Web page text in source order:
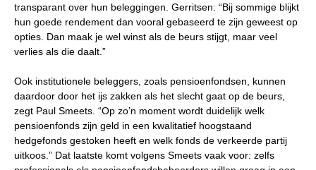
transparant over hun beleggingen. Gerritsen: “Bij sommige blijkt
hun goede rendement dan vooral gebaseerd te zijn geweest op
opties. Dan maak je wel winst als de beurs stijgt, maar veel
verlies als die daalt.”
Ook institutionele beleggers, zoals pensioenfondsen, kunnen
daardoor door het ijs zakken als het slecht gaat op de beurs,
zegt Paul Smeets. “Op zo’n moment wordt duidelijk welk
pensioenfonds zijn geld in een kwalitatief hoogstaand
hedgefonds gestoken heeft en welk fonds de verkeerde partij
uitkoos.” Dat laatste komt volgens Smeets vaak voor: zelfs